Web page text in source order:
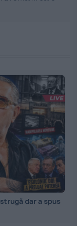
dar a spus